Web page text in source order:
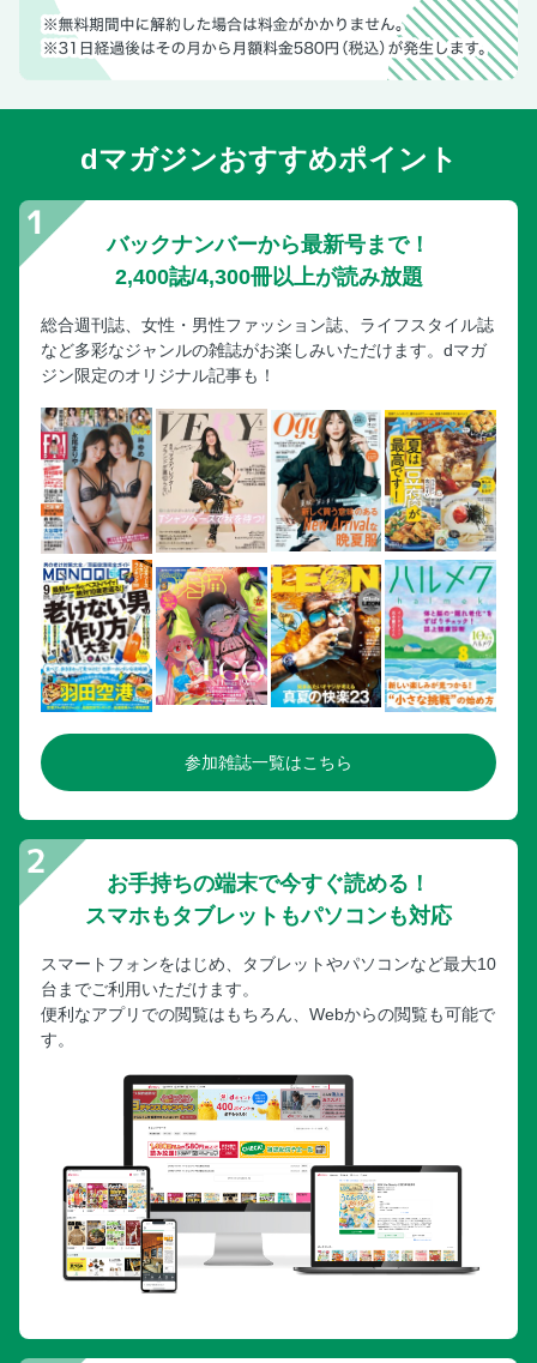
サンダーバード メカニックセレクション パート1、2【ベル
ファイン 1/144、1/250、1/500】●コジマ大隊長、角田勝成
『サッパー・モートンの農場』【ベルファイン 1/32】●あに
[スペース★ダンディ]スペース★ダンディ メカニックセレク
[ゾイド]RMZ-013 シールドライガー バン仕様【タカラトミ
[シン・エヴァンゲリオン劇場版]エヴァンゲリオン 第13号機
“最後の執行者”【海洋堂】●清水圭
SMP In! Formation!!【バンダイ】
GOOD SMILE COMPANY INFORMATION【グッドスマイル
カンパニー】
崩壊：スターレイル【HoYoverse】
[ロックマンX]ゼロ 1st Ver.【コトブキヤ 1/12】●ふりつく
士郎正宗 復刻デザインマウス／Bluetooth M-
SHIROW1RD（レッド）【エレコム】
[ 30 MINUTES FANTASY]ネクロスナイト、ドゥロースケル
トン【BANDAI SPIRITS】●しろます
ターナーアクリル通信 #020
HJモデラーズ開発室【ホビージャパン】
おまねこ【青島文化教材社】
[フレームアームズ・ガール]レイファルクス【コトブキヤ】
[アルカナディア]アルアリル ReACT-F【コトブキヤ】●ニ
アルカナディアプラモデルコンテスト作品募集中
[無職転生]ロキシー・ミグルディア【KADOKAWA】●えめす
超合金の魂【BANDAI SPIRITS】
HI-METAL R 最前線！【BANDAI SPIRITS】
[モンスターハンター]リオレウス【青島文化教材社】
コモリプロジェクト●小森陽一、土井眞一
フランケンシュタインの怪物 プラスチックモデルキット
【エクスプラス 1/8】●山田卓司
海洋堂PRESENTS ARTPLAミュージアム
プラノサウルス復元プロジェクト／シンジャンティタン
【BANDAI SPIRITS】●ウラベヒロト（アーミック）、
G.Masukawa（GET AWAY TRIKE!）
大人の社会科見学 国内唯一のフィギュア生産工場 グッドス
マイルカンパニー 楽月・望月工場に行ってきたぞ！
月刊工具 模型の入り口はいつの時代も工具から。
Ma.K. in SF3D【ウェーブ 1/20】●横山宏、MAX渡辺
dマガジンおすすめポイント
バックナンバーから最新号まで！
2,400誌/4,300冊以上が読み放題
総合週刊誌、女性・男性ファッション誌、ライフスタイル誌
など多彩なジャンルの雑誌がお楽しみいただけます。dマガ
ジン限定のオリジナル記事も！
参加雑誌一覧はこちら
お手持ちの端末で今すぐ読める！
スマホもタブレットもパソコンも対応
スマートフォンをはじめ、タブレットやパソコンなど最大10
台までご利用いただけます。
便利なアプリでの閲覧はもちろん、Webからの閲覧も可能で
す。